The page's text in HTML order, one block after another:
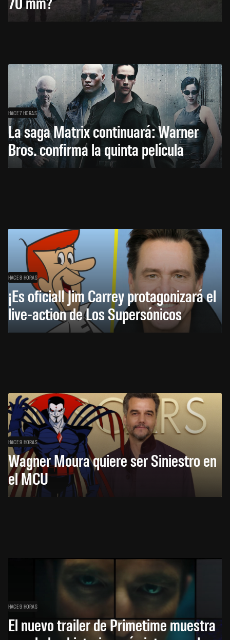
HACE 7 HORAS
La saga Matrix continuará: Warner
Bros. confirma la quinta película
HACE 8 HORAS
¡Es oficial! Jim Carrey protagonizará el
live-action de Los Supersónicos
HACE 9 HORAS
Wagner Moura quiere ser Siniestro en
el MCU
HACE 9 HORAS
El nuevo trailer de Primetime muestra